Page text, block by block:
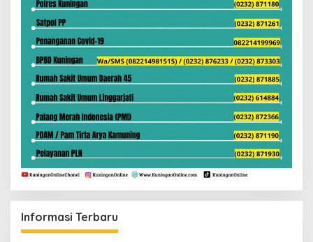
Informasi Terbaru